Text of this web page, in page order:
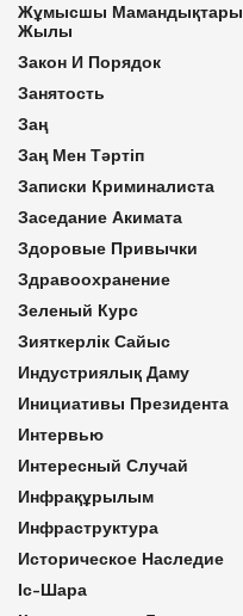
Жұмысшы Мамандықтары
Жылы
Закон И Порядок
Занятость
Заң
Заң Мен Тәртіп
Записки Криминалиста
Заседание Акимата
Здоровые Привычки
Здравоохранение
Зеленый Курс
Зияткерлік Сайыс
Индустриялық Даму
Инициативы Президента
Интервью
Интересный Случай
Инфрақұрылым
Инфраструктура
Историческое Наследие
Іс-Шара